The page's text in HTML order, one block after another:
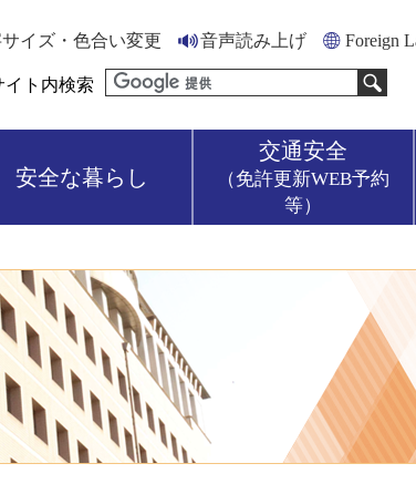
イズ・色合い変更 音声読み上げ Foreign
イト内検索
安全な暮らし
交通安全
（免許更新WEB予約
等）